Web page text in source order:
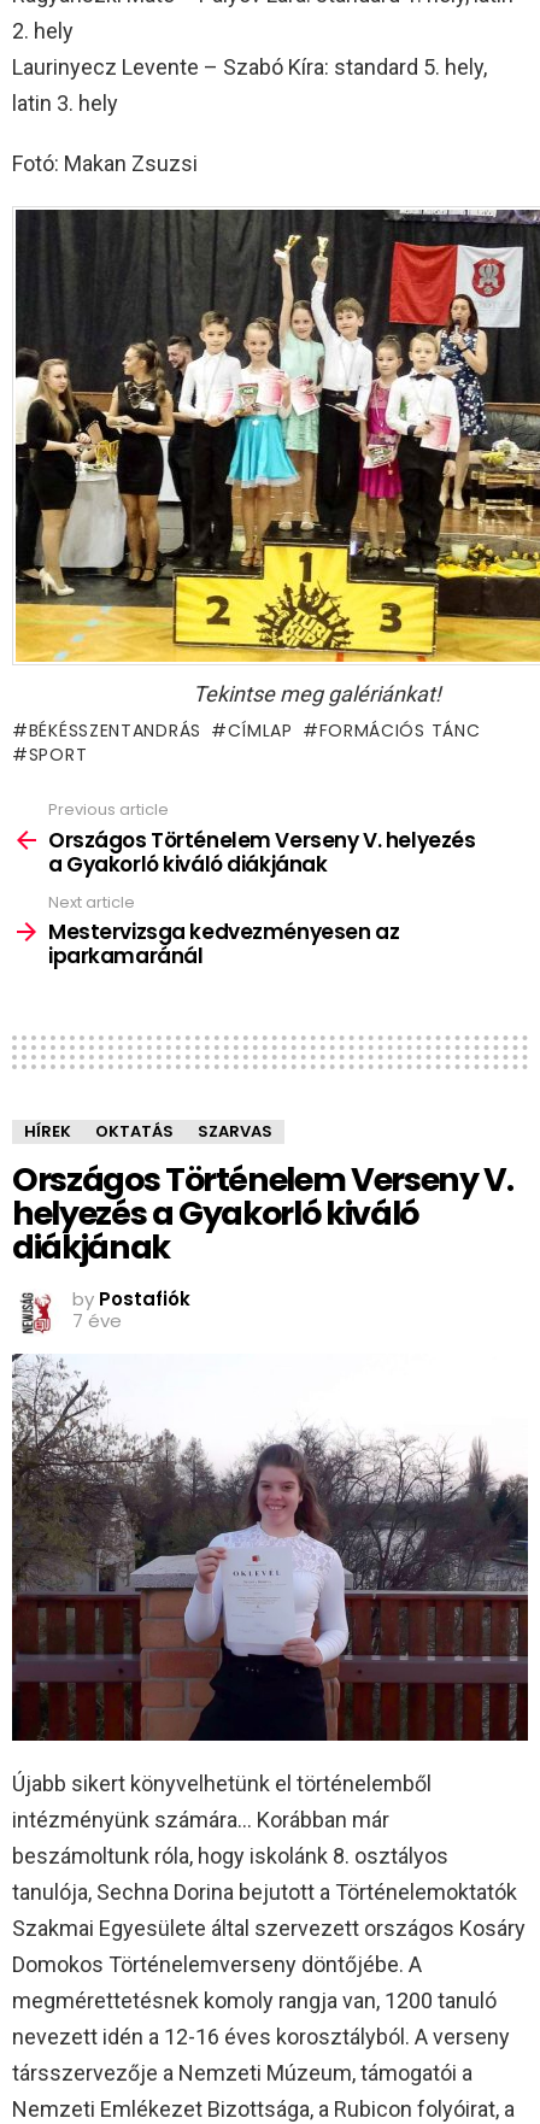
2. hely
Laurinyecz Levente – Szabó Kíra: standard 5. hely,
latin 3. hely
Fotó: Makan Zsuzsi
Tekintse meg galériánkat!
BÉKÉSSZENTANDRÁS CÍMLAP
FORMÁCIÓS TÁNC
SPORT
more
Previous article
Országos Történelem Verseny V. helyezés
a Gyakorló kiváló diákjának
Next article
Mestervizsga kedvezményesen az
iparkamaránál
HÍREK OKTATÁS SZARVAS
Országos Történelem Verseny V.
helyezés a Gyakorló kiváló
diákjának
by Postafiók
7 éve
Újabb sikert könyvelhetünk el történelemből
intézményünk számára… Korábban már
beszámoltunk róla, hogy iskolánk 8. osztályos
tanulója, Sechna Dorina bejutott a Történelemoktatók
Szakmai Egyesülete által szervezett országos Kosáry
Domokos Történelemverseny döntőjébe. A
megmérettetésnek komoly rangja van, 1200 tanuló
nevezett idén a 12-16 éves korosztályból. A verseny
társszervezője a Nemzeti Múzeum, támogatói a
Nemzeti Emlékezet Bizottsága, a Rubicon folyóirat, a